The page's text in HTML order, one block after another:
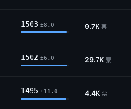
1503 ±8.0 9.7K 票
1502 ±6.0 29.7K 票
1495 ±11.0 4.4K 票